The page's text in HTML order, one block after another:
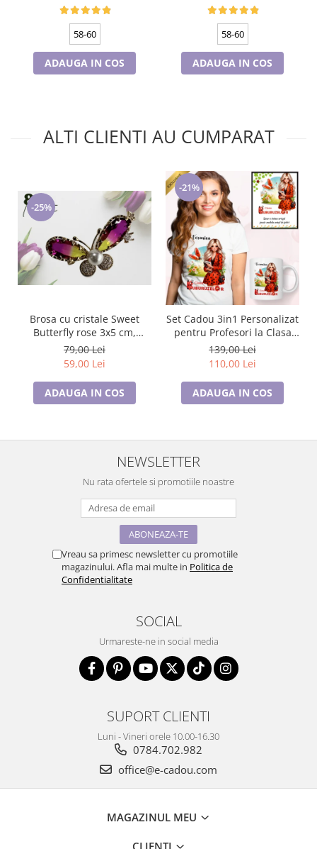
58-60
ADAUGA IN COS
58-60
ADAUGA IN COS
ALTI CLIENTI AU CUMPARAT
-25%
Brosa cu cristale Sweet
Butterfly rose 3x5 cm,
BR23.015, garantie 6 luni
79,00 Lei
59,00 Lei
ADAUGA IN COS
-21%
Set Cadou 3in1 Personalizat
pentru Profesori la Clasa
buburuzelor de 8 Martie
139,00 Lei
110,00 Lei
ADAUGA IN COS
NEWSLETTER
Nu rata ofertele si promotiile noastre
Vreau sa primesc newsletter cu promotiile
magazinului. Afla mai multe in Politica de
Confidentialitate
SOCIAL
Urmareste-ne in social media
SUPORT CLIENTI
Luni - Vineri orele 10.00-16.30
0784.702.982
office@e-cadou.com
MAGAZINUL MEU